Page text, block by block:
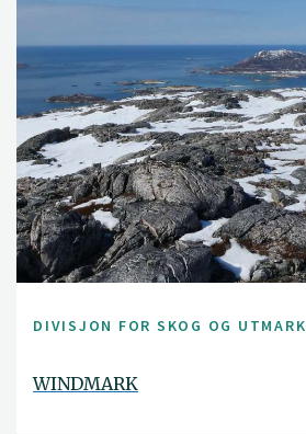
DIVISJON FOR SKOG OG UTMARK
WINDMARK